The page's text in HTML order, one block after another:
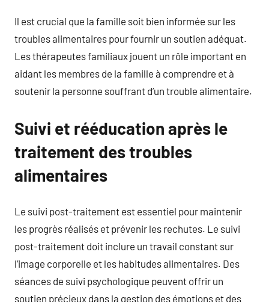
Il est crucial que la famille soit bien informée sur les
troubles alimentaires pour fournir un soutien adéquat.
Les thérapeutes familiaux jouent un rôle important en
aidant les membres de la famille à comprendre et à
soutenir la personne souffrant d’un trouble alimentaire.
Suivi et rééducation après le
traitement des troubles
alimentaires
Le suivi post-traitement est essentiel pour maintenir
les progrès réalisés et prévenir les rechutes. Le suivi
post-traitement doit inclure un travail constant sur
l’image corporelle et les habitudes alimentaires. Des
séances de suivi psychologique peuvent offrir un
soutien précieux dans la gestion des émotions et des